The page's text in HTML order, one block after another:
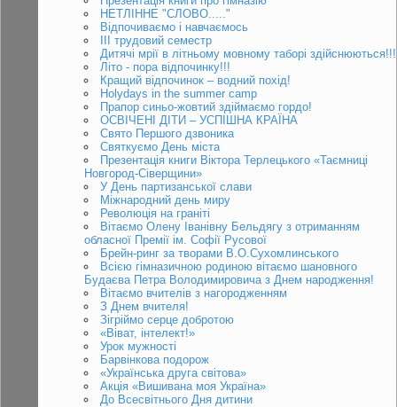
НЕТЛІННЕ "СЛОВО....."
Відпочиваємо і навчаємось
ІІІ трудовий семестр
Дитячі мрії в літньому мовному таборі здійснюються!!!
Літо - пора відпочинку!!!
Кращий відпочинок – водний похід!
Holydays in the summer camp
Прапор синьо-жовтий здіймаємо гордо!
ОСВІЧЕНІ ДІТИ – УСПІШНА КРАЇНА
Свято Першого дзвоника
Святкуємо День міста
Презентація книги Віктора Терлецького «Таємниці
Новгород-Сіверщини»
У День партизанської слави
Міжнародний день миру
Революція на граніті
Вітаємо Олену Іванівну Бельдягу з отриманням
обласної Премії ім. Софії Русової
Брейн-ринг за творами В.О.Сухомлинського
Всією гімназичною родиною вітаємо шановного
Будаєва Петра Володимировича з Днем народження!
Вітаємо вчителів з нагородженням
З Днем вчителя!
Зігріймо серце добротою
«Віват, інтелект!»
Урок мужності
Барвінкова подорож
«Українська друга світова»
Акція «Вишивана моя Україна»
До Всесвітнього Дня дитини